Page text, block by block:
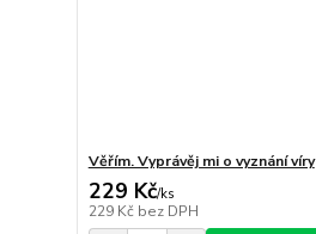
Věřím. Vyprávěj mi o vyznání víry
229 Kč/ks
229 Kč bez DPH